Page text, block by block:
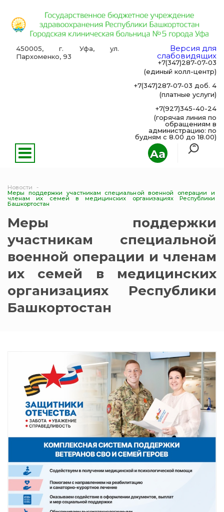
Aa
450005, г. Уфа, ул.
Пархоменко, 93
Версия для
слабовидящих
+7(347)287-07-03
(единый колл-центр)
+7(347)287-07-03 доб. 4
(платные услуги)
+7(927)345-40-24
(горячая линия по
обращениям в
администрацию: по
будням с 8.00 до 18.00)
Новости
Меры поддержки участникам специальной военной операции и
членам их семей в медицинских организациях Республики
Башкортостан
Меры поддержки
участникам специальной
военной операции и членам
их семей в медицинских
организациях Республики
Башкортостан